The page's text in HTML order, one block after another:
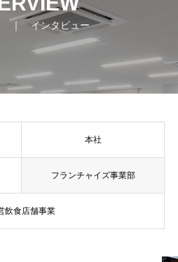
｜ インタビュー
本社
フランチャイズ事業部
飲食店舗事業